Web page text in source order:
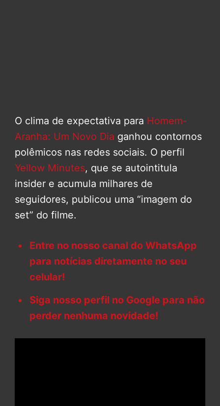
O clima de expectativa para Homem-
Aranha: Um Novo Dia ganhou contornos
polêmicos nas redes sociais. O perfil
Yellow Minutes, que se autointitula
insider e acumula milhares de
seguidores, publicou uma “imagem do
set” do filme.
Entre no nosso canal do WhatsApp
para notícias diretamente no seu
celular!
Siga nosso perfil no Google para não
perder nenhuma novidade!